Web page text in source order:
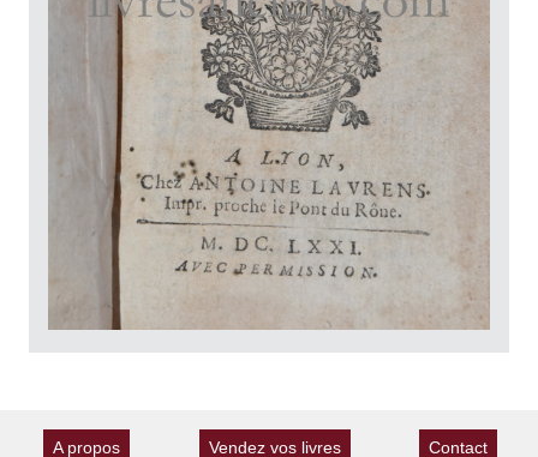
A propos Vendez vos livres Contact